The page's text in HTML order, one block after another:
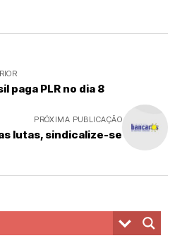
paga PLR no dia 8
PRÓXIMA PUBLICAÇÃO
lutas, sindicalize-se